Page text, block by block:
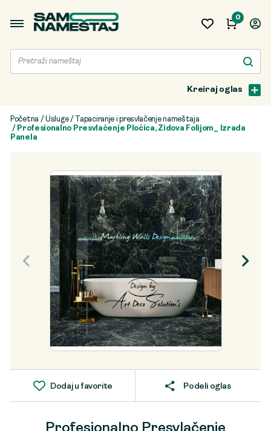
0
Kreiraj oglas
Početna /Usluge/
Tapaciranje i presvlačenje nameštaja
/ Profesionalno Presvlačenje Pločica, Zidova Folijom_ Izrada
Panela
Dodaj u favorite Podeli oglas